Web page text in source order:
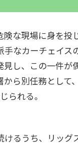
な現場に身を投
なカーチェイス
し、この一件が
ら別任務として
られる。
るうち、リッグ